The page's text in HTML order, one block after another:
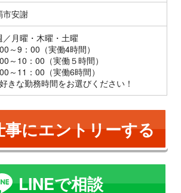
市安謝
／月曜・木曜・土曜
～9：00（実働4時間）
～10：00（実働５時間）
～11：00（実働6時間）
きな勤務時間をお選びください！
事にエントリーする
LINEで相談